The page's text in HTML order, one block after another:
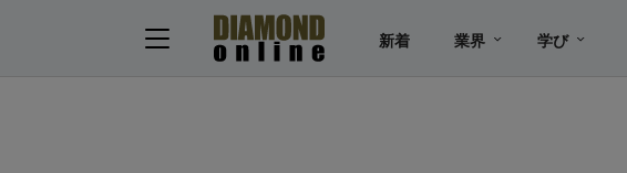
新着 業界 学び